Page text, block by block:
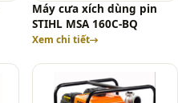
Máy cưa xích dùng pin
STIHL MSA 160C-BQ
Xem chi tiết